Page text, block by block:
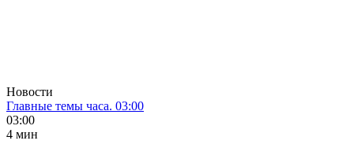
Новости
Главные темы часа. 03:00
03:00
4 мин